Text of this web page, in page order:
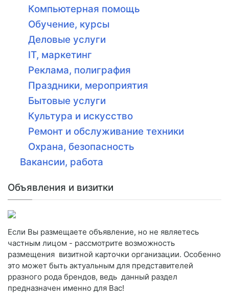
Компьютерная помощь
Обучение, курсы
Деловые услуги
IT, маркетинг
Реклама, полиграфия
Праздники, мероприятия
Бытовые услуги
Культура и искусство
Ремонт и обслуживание техники
Охрана, безопасность
Вакансии, работа
Объявления и визитки
Если Вы размещаете объявление, но не являетесь
частным лицом - рассмотрите возможность
размещения визитной карточки организации. Особенно
это может быть актуальным для представителей
рразного рода брендов, ведь данный раздел
предназначен именно для Вас!